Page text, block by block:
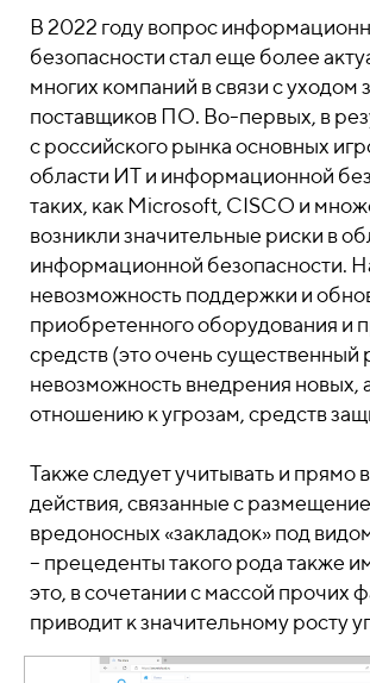
В 2022 году вопрос
безопасности стал еще более
многих компаний в связи с
поставщиков ПО. Во-первых, в
с российского рынка основных
области ИТ и информационной
таких, как Microsoft, CISCO и
возникли значительные риски в
информационной безопасности.
невозможность поддержки и
приобретенного оборудования и
средств (это очень существенный
невозможность внедрения новых,
отношению к угрозам, средств
Также следует учитывать и прямо
действия, связанные с
вредоносных «закладок» под
– прецеденты такого рода также
это, в сочетании с массой прочих
приводит к значительному росту